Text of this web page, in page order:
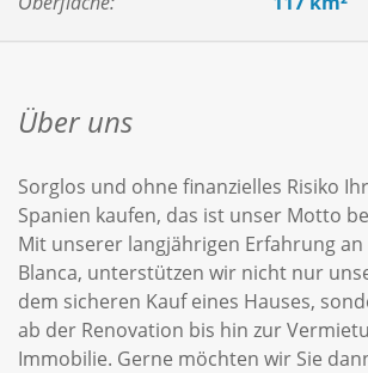
Über uns
Sorglos und ohne finanzielles Risiko
Spanien kaufen, das ist unser Motto
Mit unserer langjährigen Erfahrung an
Blanca, unterstützen wir nicht nur
dem sicheren Kauf eines Hauses,
ab der Renovation bis hin zur
Immobilie. Gerne möchten wir Sie